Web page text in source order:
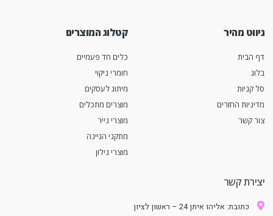
ניווט מהיר
דף הבית
בלוג
סל קניות
מדיניות החזרים
צור קשר
קטלוג המוצרים
כלים חד פעמיים
חומרי ניקוי
מיתוג לעסקים
מוצרים מתכלים
מוצרי נייר
מתקני הגיינה
מוצרי נילון
יצירת קשר
כתובת: אליהו איתן 24 – ראשון לציון